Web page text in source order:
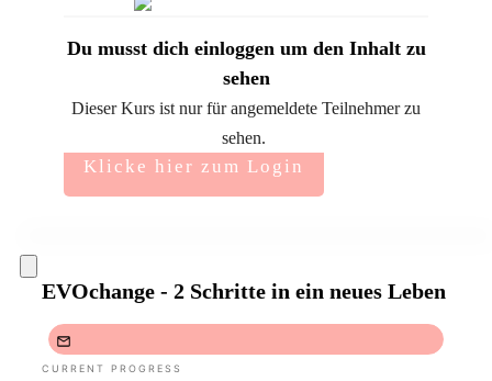
Du musst dich einloggen um den Inhalt zu
sehen
Dieser Kurs ist nur für angemeldete Teilnehmer zu
sehen.
Klicke hier zum Login
EVOchange - 2 Schritte in ein neues Leben
CURRENT PROGRESS